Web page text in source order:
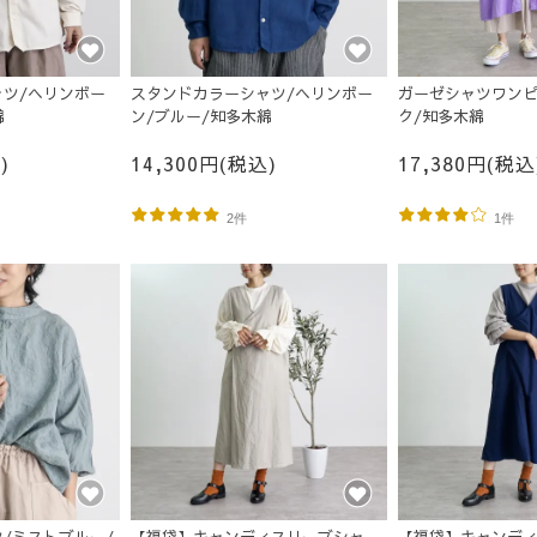
/ヘリンボー
スタンドカラーシャツ/ヘリンボー
ン/ブルー/知多木綿
14,300円(税込)
2件
ガーゼシャツワン
ク/知多木綿
17,380円(税
1件